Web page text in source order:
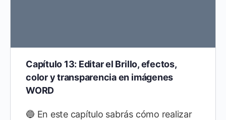
Capítulo 13: Editar el Brillo, efectos,
color y transparencia en imágenes
WORD
🔵 En este capítulo sabrás cómo realizar